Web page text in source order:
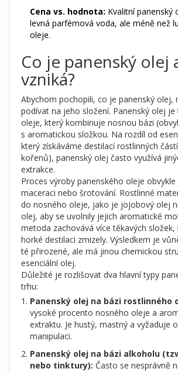
Cena vs. hodnota: Kvalitní panenský
levná parfémová voda, ale méně než
oleje.
Co je panenský olej
vzniká?
Abychom pochopili, co je panenský olej,
podívat na jeho složení. Panenský olej je
oleje, který kombinuje nosnou bázi
s aromatickou složkou. Na rozdíl od
který získáváme destilací rostlinných
kořenů), panenský olej často využívá
extrakce.
Proces výroby panenského oleje obvykle
maceraci nebo šrotování. Rostlinné
do nosného oleje, jako je jojobový olej
olej, aby se uvolnily jejich aromatické
metoda zachovává více těkavých složek,
horké destilaci zmizely. Výsledkem je
té přirozené, ale má jinou chemickou
esenciální olej.
Důležité je rozlišovat dva hlavní typy
trhu:
Panenský olej na bázi rostlinného
vysoké procento nosného oleje a
extraktu. Je hustý, mastný a vyžaduje
manipulaci.
Panenský olej na bázi alkoholu
nebo tinktury): Často se nesprávně